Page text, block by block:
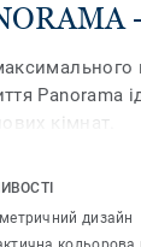
Panorama
кімнат.
дизайн